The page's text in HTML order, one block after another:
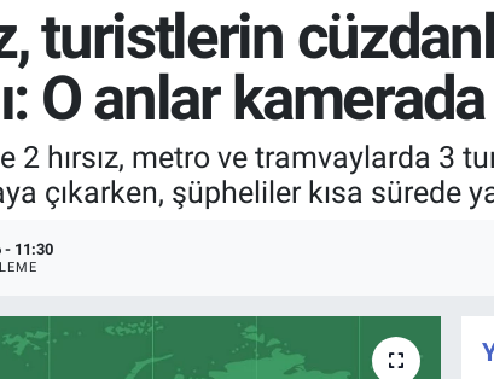
turistlerin
O anlar kamerada
hırsız, metro ve tramvaylarda 3
çıkarken, şüpheliler kısa sürede
- 11:30